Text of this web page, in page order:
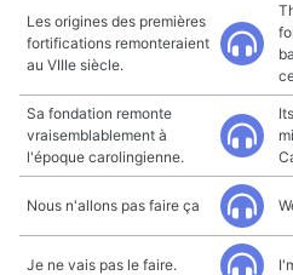
Les origines des premières
fortifications remonteraient
au VIIIe siècle.
Sa fondation remonte
vraisemblablement à
l'époque carolingienne.
Nous n'allons pas faire ça
Je ne vais pas le faire.